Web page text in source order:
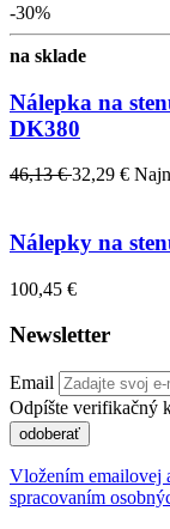
-30%
na sklade
Nálepka na
DK380
46,13 €32,29 €
Nálepky na
100,45 €
Newsletter
Email
Odpíšte verifikačný
odoberať
Vložením emailovej
spracovaním